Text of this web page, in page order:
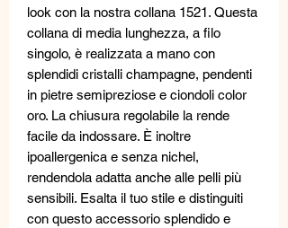
look con la nostra collana 1521. Questa
collana di media lunghezza, a filo
singolo, è realizzata a mano con
splendidi cristalli champagne, pendenti
in pietre semipreziose e ciondoli color
oro. La chiusura regolabile la rende
facile da indossare. È inoltre
ipoallergenica e senza nichel,
rendendola adatta anche alle pelli più
sensibili. Esalta il tuo stile e distinguiti
con questo accessorio splendido e